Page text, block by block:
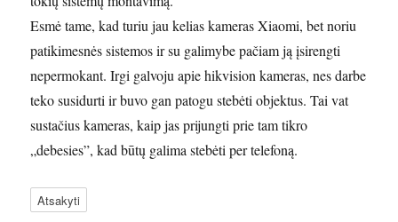
Esmė tame, kad turiu jau kelias kameras Xiaomi, bet noriu
patikimesnės sistemos ir su galimybe pačiam ją įsirengti
nepermokant. Irgi galvoju apie hikvision kameras, nes darbe
teko susidurti ir buvo gan patogu stebėti objektus. Tai vat
sustačius kameras, kaip jas prijungti prie tam tikro
„debesies”, kad būtų galima stebėti per telefoną.
Atsakyti